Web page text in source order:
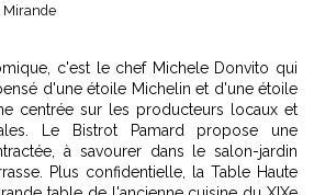
c'est le chef Michele Donvito qui
d'une étoile Michelin et d'une étoile
centrée sur les producteurs locaux et
Le Bistrot Pamard propose une
à savourer dans le salon-jardin
Plus confidentielle, la Table Haute